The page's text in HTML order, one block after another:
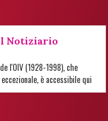
Notiziario
l'OIV (1928-1998), che
è accessibile qui